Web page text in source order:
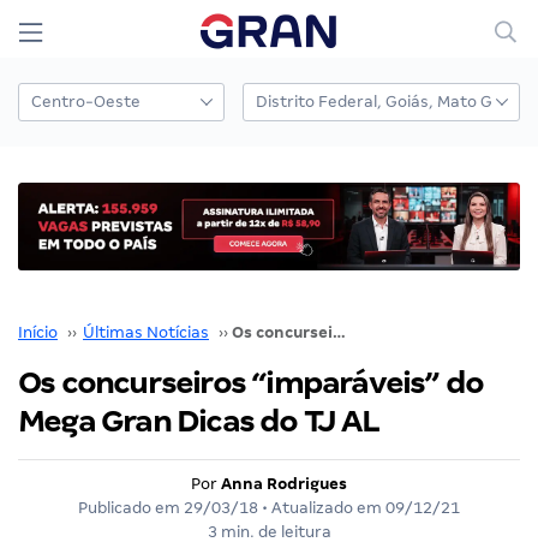
Início ›› Últimas Notícias ›› Os concurseiros “imparáveis” do Mega Gran Dicas do TJ AL
Os concurseiros “imparáveis” do
Mega Gran Dicas do TJ AL
Por Anna Rodrigues
Publicado em 29/03/18 • Atualizado em 09/12/21
3 min. de leitura